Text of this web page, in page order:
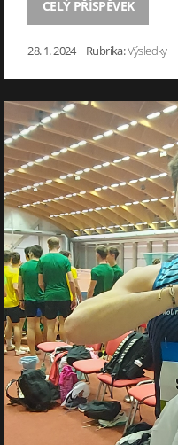
CELÝ PŘÍSPĚVEK
28. 1. 2024 | Rubrika:Výsledky